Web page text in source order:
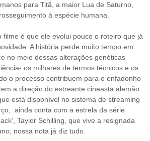
para Titã, a maior Lua de Saturno,
à espécie humana.
filme é que ele evolui pouco o roteiro que já
A história perde muito tempo em
no meio dessas alterações genéticas
os milhares de termos técnicos e os
o processo contribuem para o enfadonho
a direção do estreante cineasta alemão
está disponível no sistema de streaming
ainda conta com a estrela da série
Taylor Schilling, que vive a resignada
nossa nota já diz tudo.